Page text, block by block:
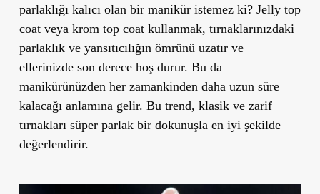
parlaklığı kalıcı olan bir manikür istemez ki? Jelly top
coat veya krom top coat kullanmak, tırnaklarınızdaki
parlaklık ve yansıtıcılığın ömrünü uzatır ve
ellerinizde son derece hoş durur. Bu da
manikürünüzden her zamankinden daha uzun süre
kalacağı anlamına gelir. Bu trend, klasik ve zarif
tırnakları süper parlak bir dokunuşla en iyi şekilde
değerlendirir.